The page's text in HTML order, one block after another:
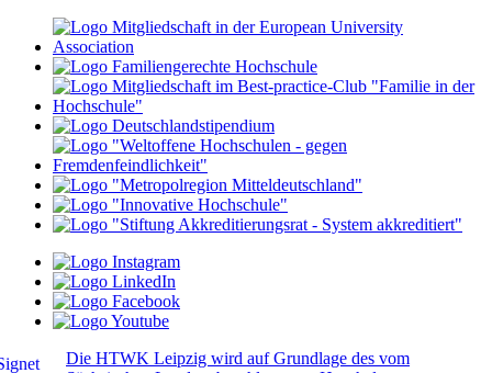
Die HTWK Leipzig wird auf Grundlage des vom